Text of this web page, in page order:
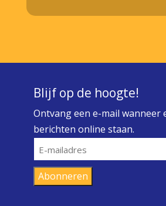
Blijf op de hoogte!
Ontvang een e-mail wanneer
berichten online staan.
E-
mailadres
Abonneren